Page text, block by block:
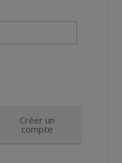
Créer un
compte